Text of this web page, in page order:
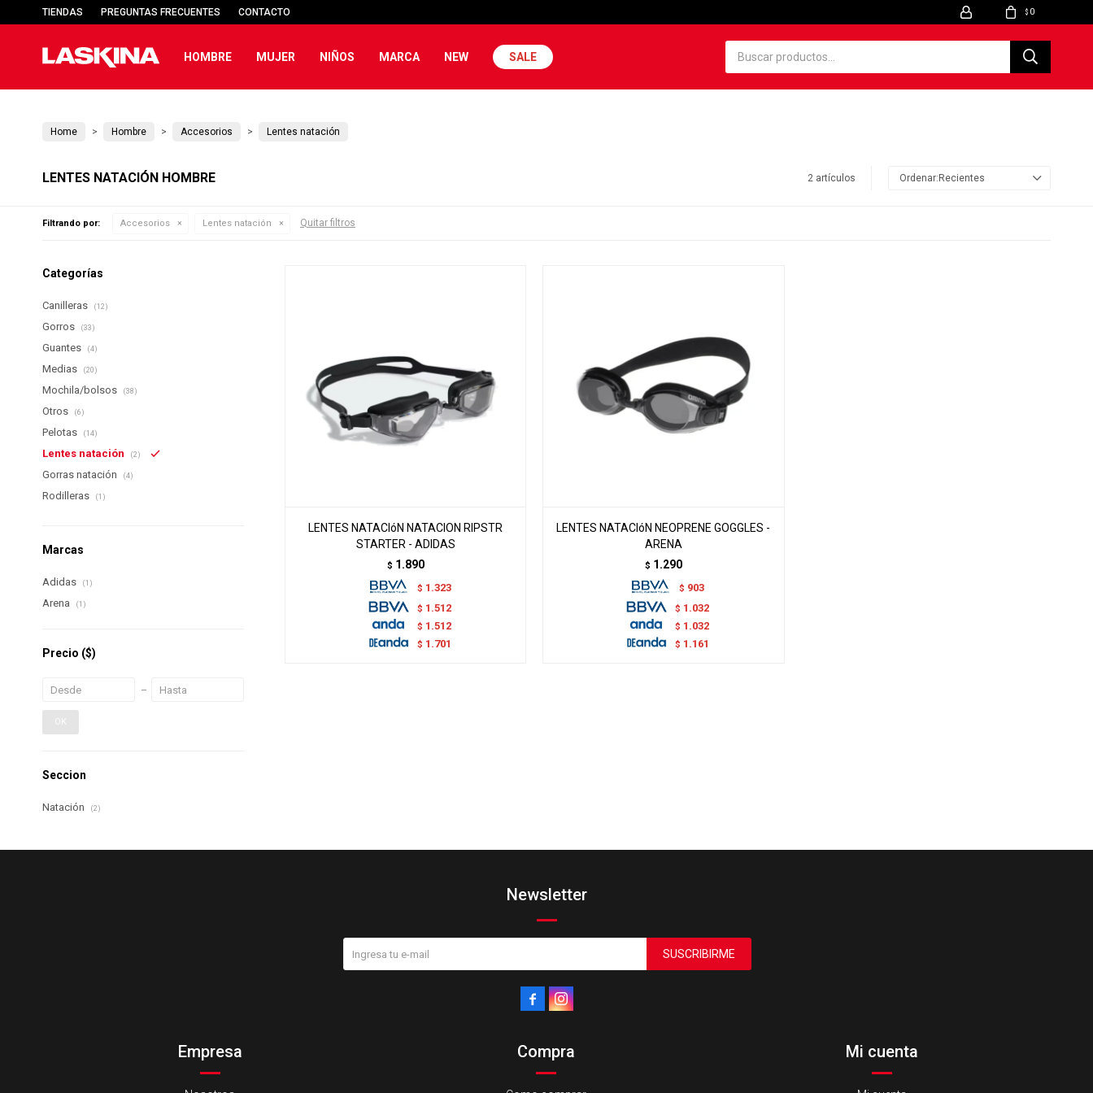
HOMBRE MUJER NIÑOS MARCA NEW SALE
$ 0
TIENDAS PREGUNTAS FRECUENTES CONTACTO
Home Hombre Accesorios Lentes natación
LENTES NATACIÓN HOMBRE 2 artículos Recientes
Filtrando por: Accesorios Lentes natación Quitar filtros
LENTES NATACIóN NATACION RIPSTR
STARTER - ADIDAS
$ 1.890
$ 1.323
$ 1.512
$ 1.512
$ 1.701
LENTES NATACIóN NEOPRENE GOGGLES -
ARENA
$ 1.290
$ 903
$ 1.032
$ 1.032
$ 1.161
Categorías
Canilleras (12)
Gorros (33)
Guantes (4)
Medias (20)
Mochila/bolsos (38)
Otros (6)
Pelotas (14)
Lentes natación (2)
Gorras natación (4)
Rodilleras (1)
Marcas
Adidas (1)
Arena (1)
Precio ($)
OK
Seccion
Natación (2)
Empresa Compra Mi cuenta
Newsletter
SUSCRIBIRME
 